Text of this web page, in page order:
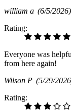
william a (6/5/2026)
Rating:
Everyone was
from here again!
Wilson P (5/29/
Rating: